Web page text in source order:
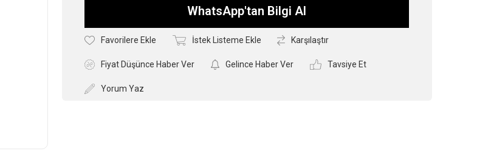
WhatsApp'tan Bilgi Al
Favorilere Ekle İstek Listeme Ekle Karşılaştır
Fiyat Düşünce Haber Ver Gelince Haber Ver Tavsiye Et
Yorum Yaz